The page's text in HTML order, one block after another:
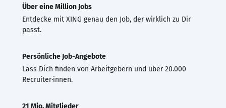
Über eine Million Jobs
Entdecke mit XING genau den Job, der wirklich zu Dir
passt.
Persönliche Job-Angebote
Lass Dich finden von Arbeitgebern und über 20.000
Recruiter·innen.
21 Mio. Mitglieder